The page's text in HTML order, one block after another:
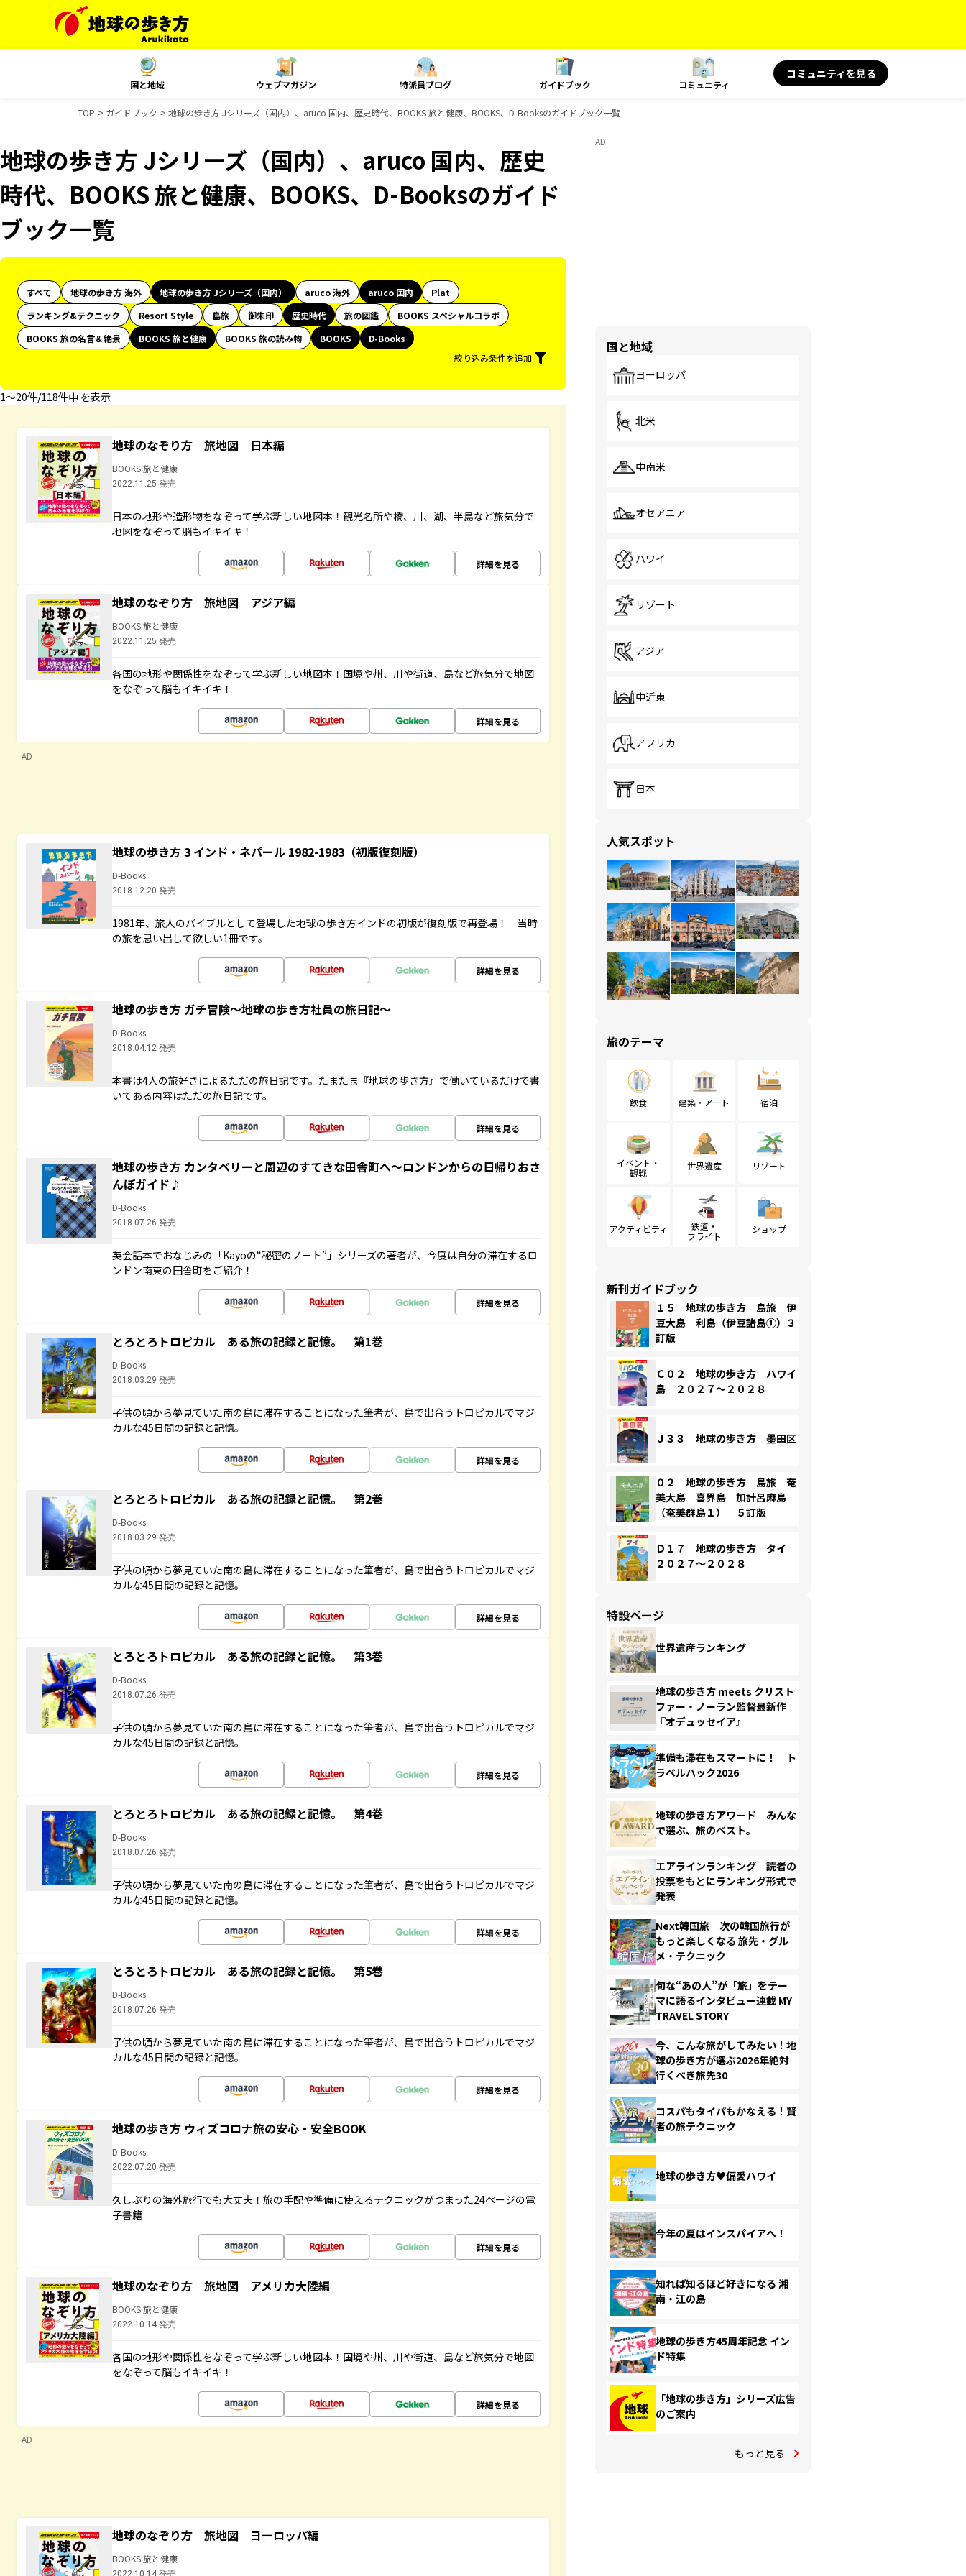
国と地域 ウェブマガジン 特派員ブログ ガイドブック コミュニティ
コミュニティを見る
TOP ガイドブック 地球の歩き方 Jシリーズ（国内）、aruco 国内、歴史時代、BOOKS 旅と健康、BOOKS、D-Booksのガイドブック一覧
地球の歩き方 Jシリーズ（国内）、aruco 国内、歴史
時代、BOOKS 旅と健康、BOOKS、D-Booksのガイド
ブック一覧
すべて 地球の歩き方 海外 地球の歩き方 Jシリーズ（国内） aruco 海外 aruco 国内
Plat
ランキング&テクニック
Resort Style 島旅 御朱印 歴史時代 旅の図鑑
BOOKS スペシャルコラボ
BOOKS 旅の名言＆絶景
BOOKS 旅と健康 BOOKS 旅の読み物 BOOKS
D-Books
絞り込み条件を追加
1〜20件/118件中 を表示
地球のなぞり方 旅地図 日本編
BOOKS 旅と健康
2022.11.25 発売
日本の地形や造形物をなぞって学ぶ新しい地図本！観光名所や橋、川、湖、半島など旅気分で
地図をなぞって脳もイキイキ！
詳細を見る
地球のなぞり方 旅地図 アジア編
BOOKS 旅と健康
2022.11.25 発売
各国の地形や関係性をなぞって学ぶ新しい地図本！国境や州、川や街道、島など旅気分で地図
をなぞって脳もイキイキ！
詳細を見る
AD
地球の歩き方 3 インド・ネパール 1982-1983（初版復刻版）
D-Books
2018.12.20 発売
1981年、旅人のバイブルとして登場した地球の歩き方インドの初版が復刻版で再登場！ 当時
の旅を思い出して欲しい1冊です。
詳細を見る
地球の歩き方 ガチ冒険～地球の歩き方社員の旅日記～
D-Books
2018.04.12 発売
本書は4人の旅好きによるただの旅日記です。たまたま『地球の歩き方』で働いているだけで書
いてある内容はただの旅日記です。
詳細を見る
地球の歩き方 カンタベリーと周辺のすてきな田舎町へ～ロンドンからの日帰りおさ
んぽガイド♪
D-Books
2018.07.26 発売
英会話本でおなじみの「Kayoの“秘密のノート”」シリーズの著者が、今度は自分の滞在するロ
ンドン南東の田舎町をご紹介！
詳細を見る
とろとろトロピカル ある旅の記録と記憶。 第1巻
D-Books
2018.03.29 発売
子供の頃から夢見ていた南の島に滞在することになった筆者が、島で出合うトロピカルでマジ
カルな45日間の記録と記憶。
詳細を見る
とろとろトロピカル ある旅の記録と記憶。 第2巻
D-Books
2018.03.29 発売
子供の頃から夢見ていた南の島に滞在することになった筆者が、島で出合うトロピカルでマジ
カルな45日間の記録と記憶。
詳細を見る
とろとろトロピカル ある旅の記録と記憶。 第3巻
D-Books
2018.07.26 発売
子供の頃から夢見ていた南の島に滞在することになった筆者が、島で出合うトロピカルでマジ
カルな45日間の記録と記憶。
詳細を見る
とろとろトロピカル ある旅の記録と記憶。 第4巻
D-Books
2018.07.26 発売
子供の頃から夢見ていた南の島に滞在することになった筆者が、島で出合うトロピカルでマジ
カルな45日間の記録と記憶。
詳細を見る
とろとろトロピカル ある旅の記録と記憶。 第5巻
D-Books
2018.07.26 発売
子供の頃から夢見ていた南の島に滞在することになった筆者が、島で出合うトロピカルでマジ
カルな45日間の記録と記憶。
詳細を見る
地球の歩き方 ウィズコロナ旅の安心・安全BOOK
D-Books
2022.07.20 発売
久しぶりの海外旅行でも大丈夫！旅の手配や準備に使えるテクニックがつまった24ページの電
子書籍
詳細を見る
地球のなぞり方 旅地図 アメリカ大陸編
BOOKS 旅と健康
2022.10.14 発売
各国の地形や関係性をなぞって学ぶ新しい地図本！国境や州、川や街道、島など旅気分で地図
をなぞって脳もイキイキ！
詳細を見る
AD
地球のなぞり方 旅地図 ヨーロッパ編
BOOKS 旅と健康
2022.10.14 発売
AD
国と地域
ヨーロッパ
北米
中南米
オセアニア
ハワイ
リゾート
アジア
中近東
アフリカ
日本
人気スポット
旅のテーマ
飲食 建築・アート 宿泊
イベント・
観戦
世界遺産 リゾート
アクティビティ
鉄道・
フライト
ショップ
新刊ガイドブック
１５ 地球の歩き方 島旅 伊
豆大島 利島（伊豆諸島①）３
訂版
Ｃ０２ 地球の歩き方 ハワイ
島 ２０２７～２０２８
Ｊ３３ 地球の歩き方 墨田区
０２ 地球の歩き方 島旅 奄
美大島 喜界島 加計呂麻島
（奄美群島１） ５訂版
Ｄ１７ 地球の歩き方 タイ
２０２７～２０２８
特設ページ
世界遺産ランキング
地球の歩き方 meets クリスト
ファー・ノーラン監督最新作
『オデュッセイア』
準備も滞在もスマートに！ ト
ラベルハック2026
地球の歩き方アワード みんな
で選ぶ、旅のベスト。
エアラインランキング 読者の
投票をもとにランキング形式で
発表
Next韓国旅 次の韓国旅行が
もっと楽しくなる 旅先・グル
メ・テクニック
旬な“あの人”が「旅」をテー
マに語るインタビュー連載 MY
TRAVEL STORY
今、こんな旅がしてみたい！地
球の歩き方が選ぶ2026年絶対
行くべき旅先30
コスパもタイパもかなえる！賢
者の旅テクニック
地球の歩き方♥偏愛ハワイ
今年の夏はインスパイアへ！
知れば知るほど好きになる 湘
南・江の島
地球の歩き方45周年記念 イン
ド特集
「地球の歩き方」シリーズ広告
のご案内
もっと見る